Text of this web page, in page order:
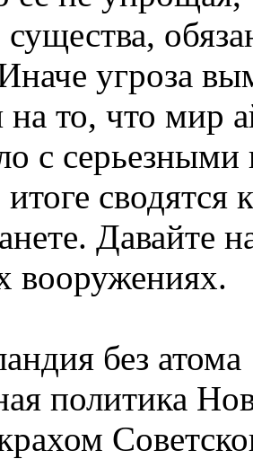
угроза
на то, что мир
с
сводятся
Давайте
вооружениях.
без атома
политика